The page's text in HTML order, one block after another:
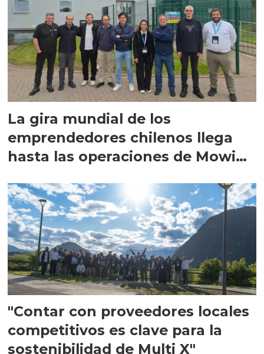
La gira mundial de los
emprendedores chilenos llega
hasta las operaciones de Mowi
"Contar con proveedores locales
competitivos es clave para la
sostenibilidad de Multi X"